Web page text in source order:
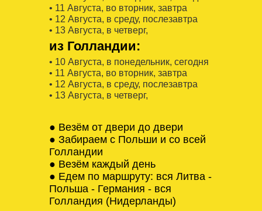
• 11 Августa, во вторник, завтра
• 12 Августa, в среду, послезавтра
• 13 Августa, в четверг,
из Голландии:
• 10 Августa, в понедельник, сегодня
• 11 Августa, во вторник, завтра
• 12 Августa, в среду, послезавтра
• 13 Августa, в четверг,
● Везём от двери до двери
● Забираем с Польши и со всей
Голландии
● Везём каждый день
● Едем по маршруту: вся Литва -
Польша - Германия - вся
Голландия (Нидерланды)